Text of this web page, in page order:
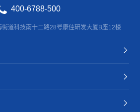
400-6788-500
道科技南十二路28号康佳研发大厦B座12楼